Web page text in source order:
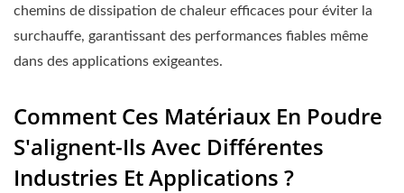
chemins de dissipation de chaleur efficaces pour éviter la
surchauffe, garantissant des performances fiables même
dans des applications exigeantes.
Comment Ces Matériaux En Poudre
S'alignent-Ils Avec Différentes
Industries Et Applications ?